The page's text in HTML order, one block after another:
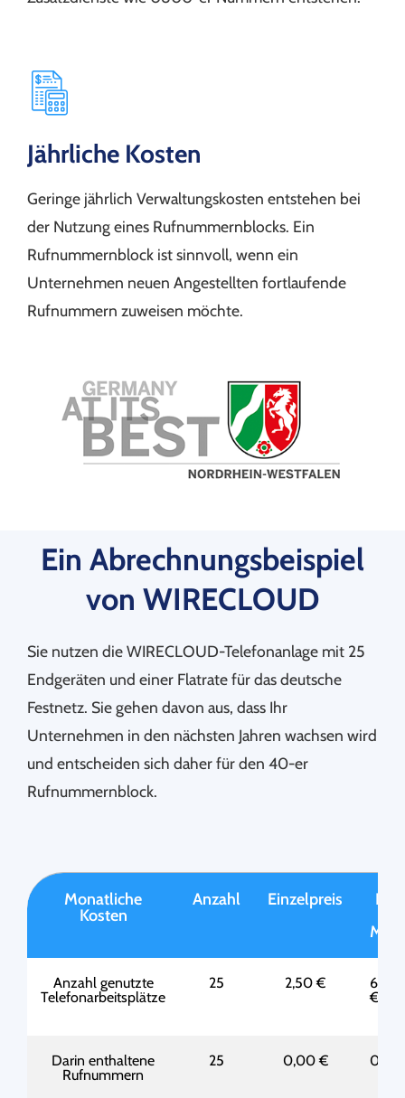
Jährliche Kosten
Geringe jährlich Verwaltungskosten entstehen bei
der Nutzung eines Rufnummernblocks. Ein
Rufnummernblock ist sinnvoll, wenn ein
Unternehmen neuen Angestellten fortlaufende
Rufnummern zuweisen möchte.
Ein Abrechnungsbeispiel
von WIRECLOUD
Sie nutzen die WIRECLOUD-Telefonanlage mit 25
Endgeräten und einer Flatrate für das deutsche
Festnetz. Sie gehen davon aus, dass Ihr
Unternehmen in den nächsten Jahren wachsen wird
und entscheiden sich daher für den 40-er
Rufnummernblock.
Monatliche
Kosten
Anzahl Einzelpreis
Anzahl genutzte
Telefonarbeitsplätze
25 2,50 €
62,50
€
Darin enthaltene
Rufnummern
25 0,00 € 0,00